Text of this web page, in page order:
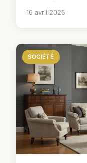
16 avril 2025
SOCIÉTÉ